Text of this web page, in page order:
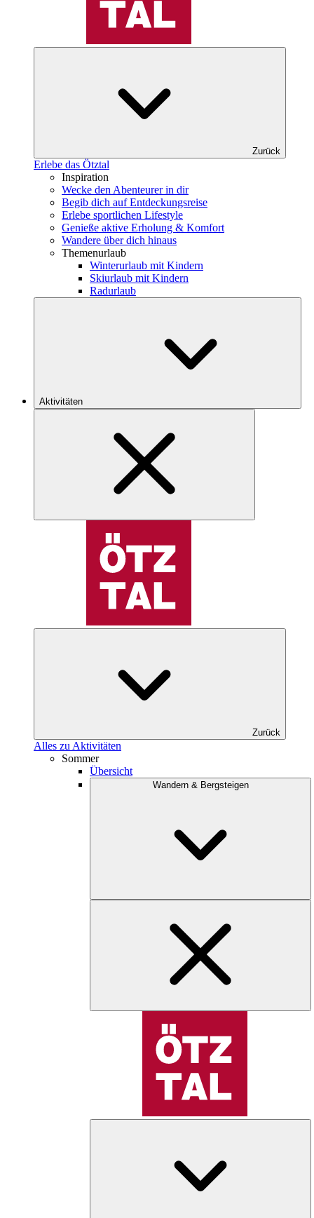
Zurück
Erlebe das Ötztal
Inspiration
Wecke den Abenteurer in dir
Begib dich auf Entdeckungsreise
Erlebe sportlichen Lifestyle
Genieße aktive Erholung & Komfort
Wandere über dich hinaus
Themenurlaub
Winterurlaub mit Kindern
Skiurlaub mit Kindern
Radurlaub
Aktivitäten
Zurück
Alles zu Aktivitäten
Sommer
Übersicht
Wandern & Bergsteigen